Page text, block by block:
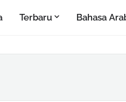
Terbaru Bahasa